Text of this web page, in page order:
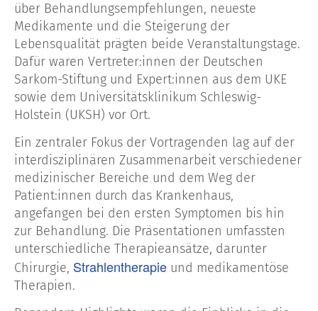
über Behandlungsempfehlungen, neueste
Medikamente und die Steigerung der
Lebensqualität prägten beide Veranstaltungstage.
Dafür waren Vertreter:innen der Deutschen
Sarkom-Stiftung und Expert:innen aus dem UKE
sowie dem Universitätsklinikum Schleswig-
Holstein (UKSH) vor Ort.
Ein zentraler Fokus der Vortragenden lag auf der
interdisziplinären Zusammenarbeit verschiedener
medizinischer Bereiche und dem Weg der
Patient:innen durch das Krankenhaus,
angefangen bei den ersten Symptomen bis hin
zur Behandlung. Die Präsentationen umfassten
unterschiedliche Therapieansätze, darunter
Chirurgie, Strahlentherapie und medikamentöse
Therapien.